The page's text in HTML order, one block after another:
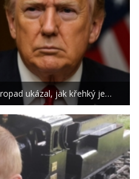
ukázal, jak křehký je…